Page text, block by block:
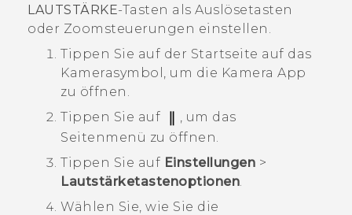
LAUTSTÄRKE-Tasten als Auslösetasten
oder Zoomsteuerungen einstellen.
Tippen Sie auf der Startseite auf das
Kamerasymbol, um die Kamera App
zu öffnen.
Tippen Sie auf
, um das
Seitenmenü zu öffnen.
Tippen Sie auf Einstellungen >
Lautstärketastenoptionen
Wählen Sie, wie Sie die